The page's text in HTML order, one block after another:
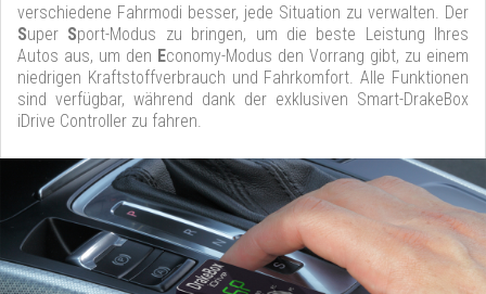
verschiedene Fahrmodi besser, jede Situation zu verwalten. Der
Super Sport-Modus zu bringen, um die beste Leistung Ihres
Autos aus, um den Economy-Modus den Vorrang gibt, zu einem
niedrigen Kraftstoffverbrauch und Fahrkomfort. Alle Funktionen
sind verfügbar, während dank der exklusiven Smart-DrakeBox
iDrive Controller zu fahren.